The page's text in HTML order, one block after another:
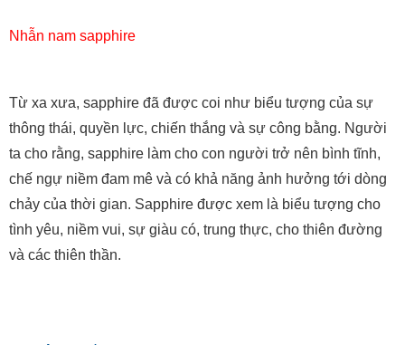
Nhẫn nam sapphire
Từ xa xưa, sapphire đã được coi như biểu tượng của sự
thông thái, quyền lực, chiến thắng và sự công bằng. Người
ta cho rằng, sapphire làm cho con người trở nên bình tĩnh,
chế ngự niềm đam mê và có khả năng ảnh hưởng tới dòng
chảy của thời gian. Sapphire được xem là biểu tượng cho
tình yêu, niềm vui, sự giàu có, trung thực, cho thiên đường
và các thiên thần.